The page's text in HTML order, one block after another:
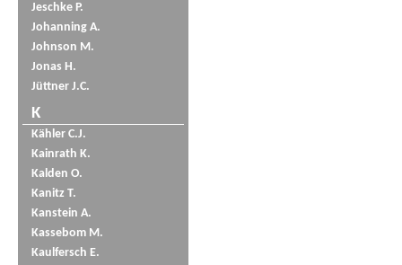
Jeschke P.
Johanning A.
Johnson M.
Jonas H.
Jüttner J.C.
K
Kähler C.J.
Kainrath K.
Kalden O.
Kanitz T.
Kanstein A.
Kassebom M.
Kaulfersch E.